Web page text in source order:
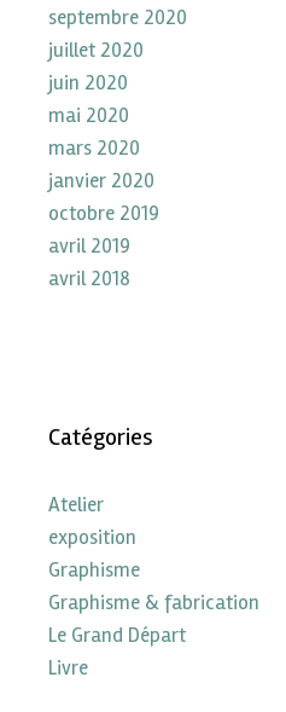
septembre 2020
juillet 2020
juin 2020
mai 2020
mars 2020
janvier 2020
octobre 2019
avril 2019
avril 2018
Catégories
Atelier
exposition
Graphisme
Graphisme & fabrication
Le Grand Départ
Livre